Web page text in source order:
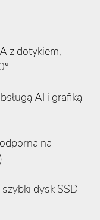
z dotykiem,
AI i grafiką
na
dysk SSD